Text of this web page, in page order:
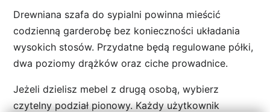
Drewniana szafa do sypialni powinna mieścić
codzienną garderobę bez konieczności układania
wysokich stosów. Przydatne będą regulowane półki,
dwa poziomy drążków oraz ciche prowadnice.
Jeżeli dzielisz mebel z drugą osobą, wybierz
czytelny podział pionowy. Każdy użytkownik